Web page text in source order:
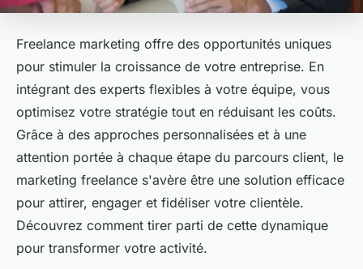
Freelance marketing offre des opportunités uniques
pour stimuler la croissance de votre entreprise. En
intégrant des experts flexibles à votre équipe, vous
optimisez votre stratégie tout en réduisant les coûts.
Grâce à des approches personnalisées et à une
attention portée à chaque étape du parcours client, le
marketing freelance s'avère être une solution efficace
pour attirer, engager et fidéliser votre clientèle.
Découvrez comment tirer parti de cette dynamique
pour transformer votre activité.